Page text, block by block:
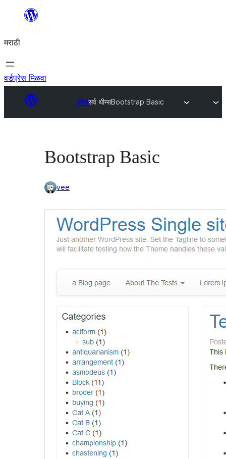
सामुग्रीवर
मराठी
वर्डप्रेस मिळवा
थीम्ससर्व थीम्सBootstrap Basic
Bootstrap Basic
vee